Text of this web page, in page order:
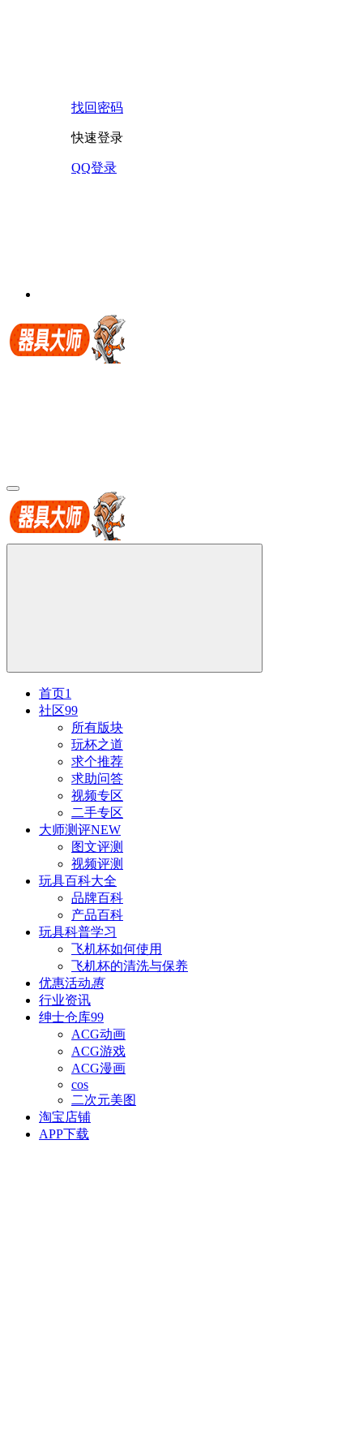
找回密码
快速登录
QQ登录
首页1
社区99
所有版块
玩杯之道
求个推荐
求助问答
视频专区
二手专区
大师测评NEW
图文评测
视频评测
玩具百科大全
品牌百科
产品百科
玩具科普学习
飞机杯如何使用
飞机杯的清洗与保养
优惠活动惠
行业资讯
绅士仓库99
ACG动画
ACG游戏
ACG漫画
cos
二次元美图
淘宝店铺
APP下载